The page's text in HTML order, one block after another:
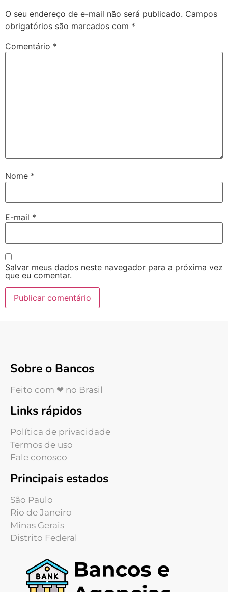
O seu endereço de e-mail não será publicado. Campos
obrigatórios são marcados com *
Comentário *
Nome *
E-mail *
Salvar meus dados neste navegador para a próxima vez
que eu comentar.
Sobre o Bancos
Feito com ❤ no Brasil
Links rápidos
Política de privacidade
Termos de uso
Fale conosco
Principais estados
São Paulo
Rio de Janeiro
Minas Gerais
Distrito Federal